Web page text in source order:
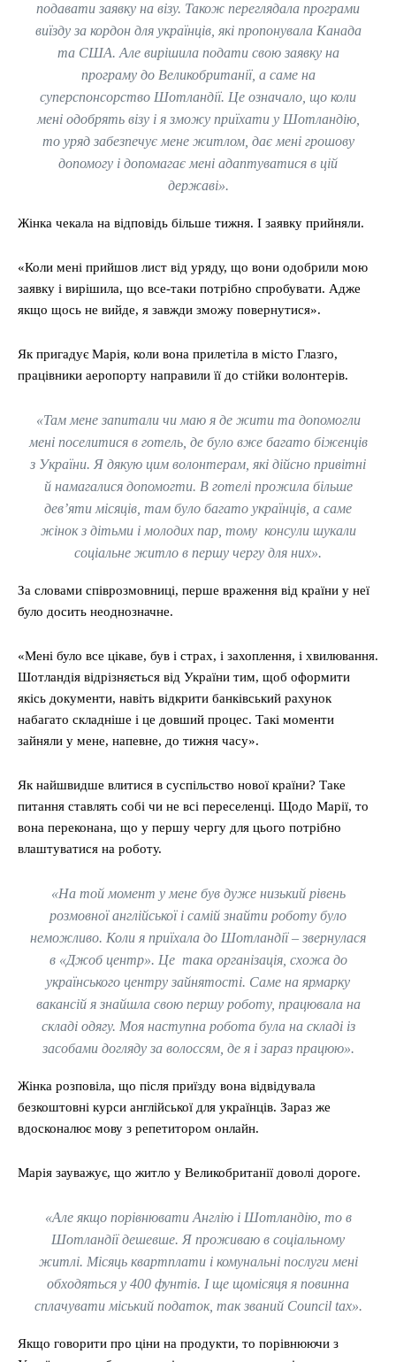
подавати заявку на візу. Також переглядала програми
виїзду за кордон для українців, які пропонувала Канада
та США. Але вирішила подати свою заявку на
програму до Великобританії, а саме на
суперспонсорство Шотландії. Це означало, що коли
мені одобрять візу і я зможу приїхати у Шотландію,
то уряд забезпечує мене житлом, дає мені грошову
допомогу і допомагає мені адаптуватися в цій
державі».
Жінка чекала на відповідь більше тижня. І заявку прийняли.
«Коли мені прийшов лист від уряду, що вони одобрили мою
заявку і вирішила, що все-таки потрібно спробувати. Адже
якщо щось не вийде, я завжди зможу повернутися».
Як пригадує Марія, коли вона прилетіла в місто Глазго,
працівники аеропорту направили її до стійки волонтерів.
«Там мене запитали чи маю я де жити та допомогли
мені поселитися в готель, де було вже багато біженців
з України. Я дякую цим волонтерам, які дійсно привітні
й намагалися допомогти. В готелі прожила більше
дев’яти місяців, там було багато українців, а саме
жінок з дітьми і молодих пар, тому консули шукали
соціальне житло в першу чергу для них».
За словами співрозмовниці, перше враження від країни у неї
було досить неоднозначне.
«Мені було все цікаве, був і страх, і захоплення, і хвилювання.
Шотландія відрізняється від України тим, щоб оформити
якісь документи, навіть відкрити банківський рахунок
набагато складніше і це довший процес. Такі моменти
зайняли у мене, напевне, до тижня часу».
Як найшвидше влитися в суспільство нової країни? Таке
питання ставлять собі чи не всі переселенці. Щодо Марії, то
вона переконана, що у першу чергу для цього потрібно
влаштуватися на роботу.
«На той момент у мене був дуже низький рівень
розмовної англійської і самій знайти роботу було
неможливо. Коли я приїхала до Шотландії – звернулася
в «Джоб центр». Це така організація, схожа до
українського центру зайнятості. Cаме на ярмарку
вакансій я знайшла свою першу роботу, працювала на
складі одягу. Моя наступна робота була на складі із
засобами догляду за волоссям, де я і зараз працюю».
Жінка розповіла, що після приїзду вона відвідувала
безкоштовні курси англійської для українців. Зараз же
вдосконалює мову з репетитором онлайн.
Марія зауважує, що житло у Великобританії доволі дороге.
«Але якщо порівнювати Англію і Шотландію, то в
Шотландії дешевше. Я проживаю в соціальному
житлі. Місяць квартплати і комунальні послуги мені
обходяться у 400 фунтів. І ще щомісяця я повинна
сплачувати міський податок, так званий Council tax».
Якщо говорити про ціни на продукти, то порівнюючи з